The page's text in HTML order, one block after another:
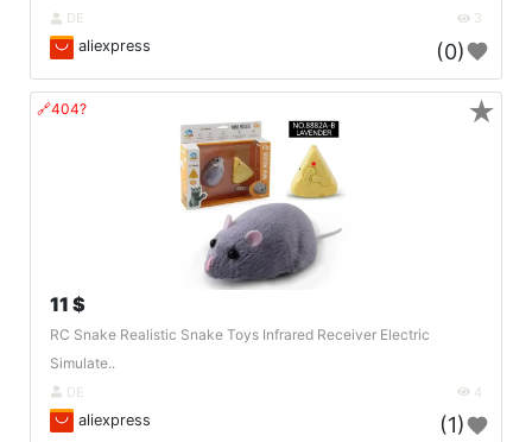
DE 3
aliexpress (0)
🔗404?
11 $
RC Snake Realistic Snake Toys Infrared Receiver Electric
Simulate..
DE 4
aliexpress (1)
★